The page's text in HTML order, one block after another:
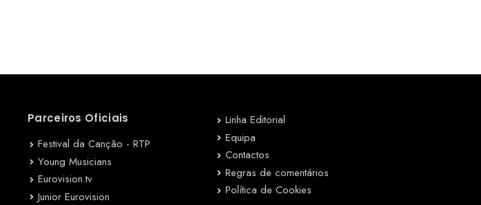
Parceiros Oficiais
Festival da Canção - RTP
Young Musicians
Eurovision.tv
Junior Eurovision
Linha Editorial
Equipa
Contactos
Regras de comentários
Política de Cookies